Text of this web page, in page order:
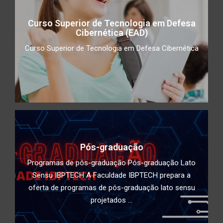
Children Security
Impacto do Acesso Desigual à
Tecnologia na Educação: Como
superar a divisão digital e garantir
Conscientização de utilização de
duplo fator de autenticidade
Deepfake: Tecnologia, ética e
segurança cibernética
Estudantes da Faculdade IBPTECH
Curso Superior de Tecnologia em Defesa
Cibernética (EAD)
Curso Superior de Tecnologia em Defesa Cibernética
...
Pós-graduação
Programas de pós-graduação Pós-graduação Lato
Sensu IBPTECH A Faculdade IBPTECH prepara a
oferta de programas de pós-graduação lato sensu
projetados ...